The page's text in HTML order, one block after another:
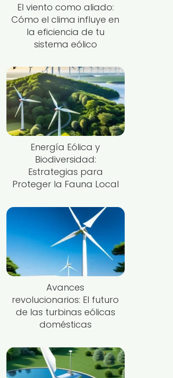
El viento como aliado:
Cómo el clima influye en
la eficiencia de tu
sistema eólico
Energía Eólica y
Biodiversidad:
Estrategias para
Proteger la Fauna Local
Avances
revolucionarios: El futuro
de las turbinas eólicas
domésticas